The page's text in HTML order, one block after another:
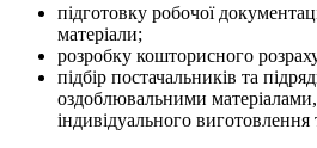
підготовку робочої
матеріали;
розробку кошторисного
підбір постачальників та
оздоблювальними
індивідуального